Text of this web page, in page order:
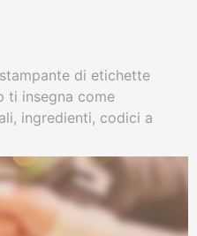
di etichette
ti insegna come
ingredienti, codici a